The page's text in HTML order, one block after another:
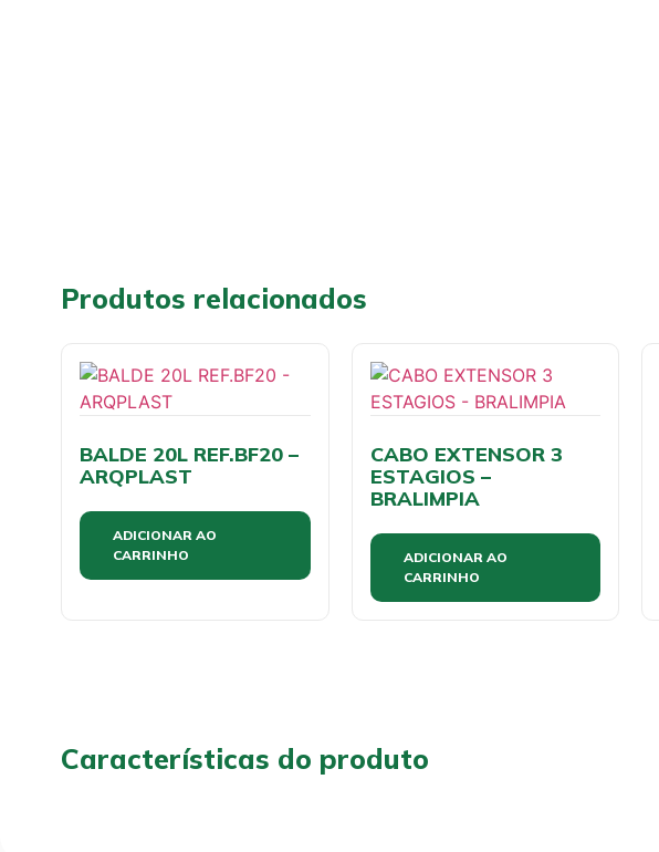
Produtos relacionados
BALDE 20L REF.BF20 –
ARQPLAST
ADICIONAR AO
CARRINHO
CABO EXTENSOR 3
ESTAGIOS –
BRALIMPIA
ADICIONAR AO
CARRINHO
Características do produto